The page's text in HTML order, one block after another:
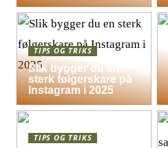
TIPS OG TRIKS
Slik bygger du en
sterk følgerskare på
Instagram i 2025
TIPS OG TRIKS